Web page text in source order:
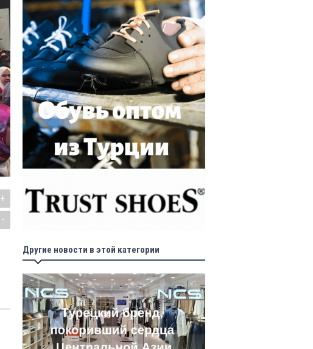
Другие новости в этой категории